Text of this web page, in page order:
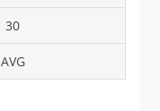
30
AVG